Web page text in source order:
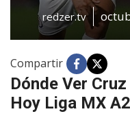
redzer.tv
Compartir
Dónde Ver
Hoy Liga MX